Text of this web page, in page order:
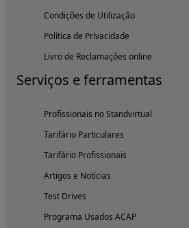
Condições de Utilização
Política de Privacidade
Livro de Reclamações online
Serviços e ferramentas
Profissionais no Standvirtual
Tarifário Particulares
Tarifário Profissionais
Artigos e Notícias
Test Drives
Programa Usados ACAP